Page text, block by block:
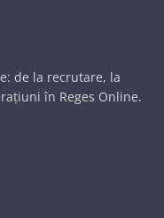
de la recrutare, la
în Reges Online.